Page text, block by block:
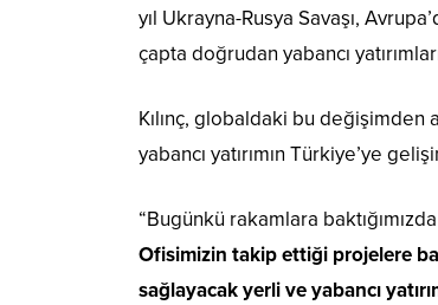
yıl Ukrayna-Rusya Savaşı,
çapta doğrudan yabancı
Kılınç, globaldaki bu değişimden
yabancı yatırımın Türkiye’ye
“Bugünkü rakamlara
Ofisimizin takip ettiği projelere
sağlayacak yerli ve yabancı